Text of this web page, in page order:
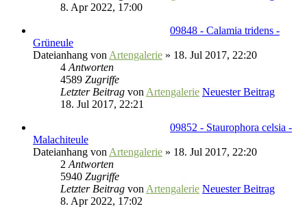
8. Apr 2022, 17:00
09848 - Calamia tridens -
Grüneule
Dateianhang von Artengalerie » 18. Jul 2017, 22:20
4 Antworten
4589 Zugriffe
Letzter Beitrag von Artengalerie Neuester Beitrag
18. Jul 2017, 22:21
09852 - Staurophora celsia -
Malachiteule
Dateianhang von Artengalerie » 18. Jul 2017, 22:20
2 Antworten
5940 Zugriffe
Letzter Beitrag von Artengalerie Neuester Beitrag
8. Apr 2022, 17:02